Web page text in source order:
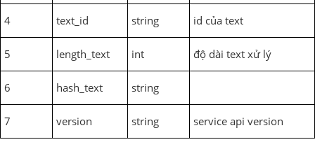
4
text_id string id của text
5 length_text int độ dài text xử lý
6 hash_text string
7 version string service api version